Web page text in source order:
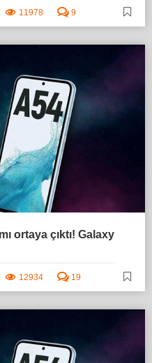
11978 9
ortaya çıktı! Galaxy
12934 19